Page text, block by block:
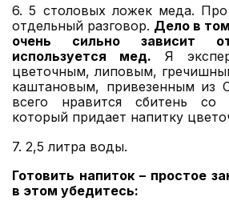
6. 5 столовых ложек меда. Про
отдельный разговор. Дело в
очень сильно зависит
используется мед. Я
цветочным, липовым,
каштановым, привезенным из
всего нравится сбитень
который придает напитку
7. 2,5 литра воды.
Готовить напиток – простое
в этом убедитесь: